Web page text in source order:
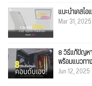
แนะนำเคสไ
Mar 31, 2025
8 วิธีแก้ปัญห
พร้อมแนวท
Jun 12, 2025